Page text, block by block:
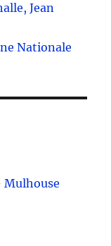
Jean
Nationale
Mulhouse